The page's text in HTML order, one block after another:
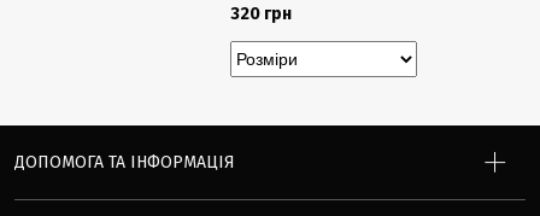
320 грн
ДОПОМОГА ТА ІНФОРМАЦІЯ